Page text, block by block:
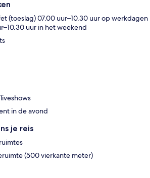
(toeslag) 07.00 uur–10.30 uur op werkdagen
uur in het weekend
in de avond
je reis
(500 vierkante meter)